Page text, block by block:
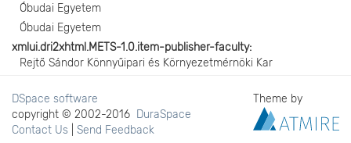
Óbudai Egyetem
Óbudai Egyetem
xmlui.dri2xhtml.METS-1.0.item-publisher-faculty
Rejtő Sándor Könnyűipari és Környezetmérnöki Kar
DSpace software
copyright © 2002-2016 DuraSpace
Contact Us
Send Feedback
Theme by